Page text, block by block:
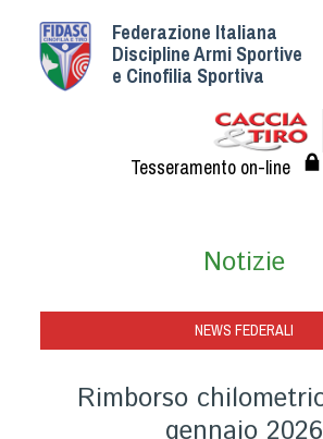
Federazione Italiana
Discipline Armi Sportive
e Cinofilia Sportiva
Tesseramento on-line
Notizie
NEWS FEDERALI
Rimborso
gennaio 2026
Istituzionale
Struttura
Albo Veterinari
Statuto e
Federazione
Convenzioni
Società